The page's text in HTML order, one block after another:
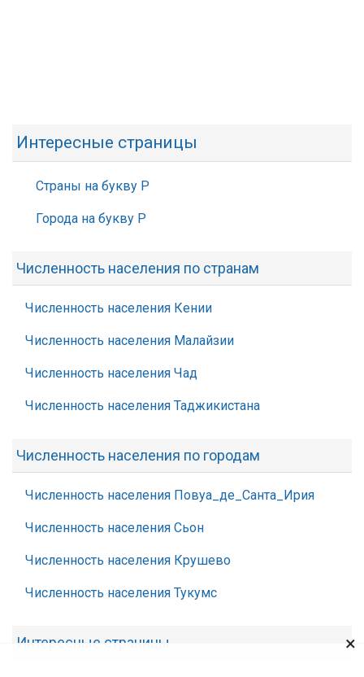
Интересные страницы
Страны на букву Р
Города на букву Р
Численность населения по странам
Численность населения Кении
Численность населения Малайзии
Численность населения Чад
Численность населения Таджикистана
Численность населения по городам
Численность населения Повуа_де_Санта_Ирия
Численность населения Сьон
Численность населения Крушево
Численность населения Тукумс
Интересные страницы ×